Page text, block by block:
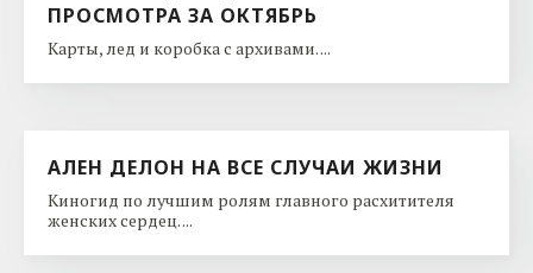
ПРОСМОТРА ЗА ОКТЯБРЬ
Карты, лед и коробка с архивами. ...
АЛЕН ДЕЛОН НА ВСЕ СЛУЧАИ ЖИЗНИ
Киногид по лучшим ролям главного расхитителя
женских сердец. ...